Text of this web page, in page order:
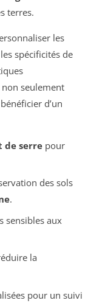
terres.
les
spécificités de
seulement
d’un
de serrepour
des sols
.
sensibles aux
la
pour un suivi